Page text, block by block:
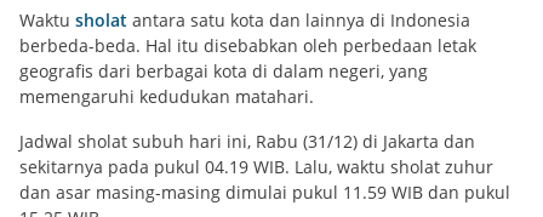
Waktu sholat antara satu kota dan lainnya di Indonesia
berbeda-beda. Hal itu disebabkan oleh perbedaan letak
geografis dari berbagai kota di dalam negeri, yang
memengaruhi kedudukan matahari.
Jadwal sholat subuh hari ini, Rabu (31/12) di Jakarta dan
sekitarnya pada pukul 04.19 WIB. Lalu, waktu sholat zuhur
dan asar masing-masing dimulai pukul 11.59 WIB dan pukul